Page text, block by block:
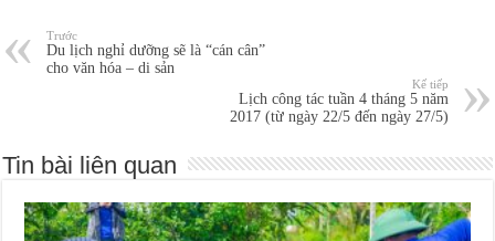
Trước
Du lịch nghỉ dưỡng sẽ là “cán cân”
cho văn hóa – di sản
Kế tiếp
Lịch công tác tuần 4 tháng 5 năm
2017 (từ ngày 22/5 đến ngày 27/5)
Tin bài liên quan